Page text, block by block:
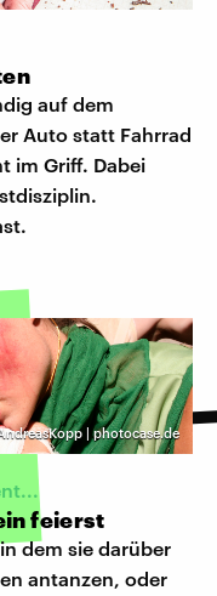
auf dem
Auto statt Fahrrad
im Griff. Dabei
| photocase.de
feierst
dem sie darüber
antanzen, oder